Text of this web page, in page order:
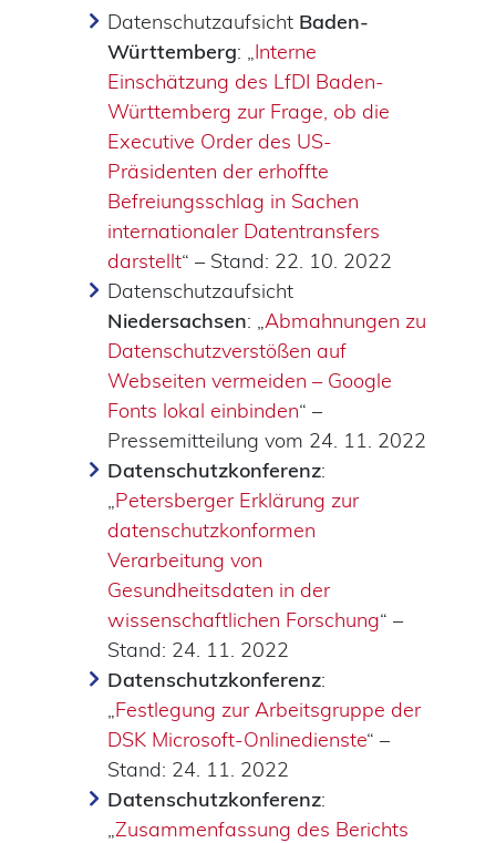
Datenschutzaufsicht Baden-
Württemberg: „Interne
Einschätzung des LfDI Baden-
Württemberg zur Frage, ob die
Executive Order des US-
Präsidenten der erhoffte
Befreiungsschlag in Sachen
internationaler Datentransfers
darstellt“ – Stand: 22. 10. 2022
Datenschutzaufsicht
Niedersachsen: „Abmahnungen zu
Datenschutzverstößen auf
Webseiten vermeiden – Google
Fonts lokal einbinden“ –
Pressemitteilung vom 24. 11. 2022
Datenschutzkonferenz:
„Petersberger Erklärung zur
datenschutzkonformen
Verarbeitung von
Gesundheitsdaten in der
wissenschaftlichen Forschung“ –
Stand: 24. 11. 2022
Datenschutzkonferenz:
„Festlegung zur Arbeitsgruppe der
DSK Microsoft-Onlinedienste“ –
Stand: 24. 11. 2022
Datenschutzkonferenz:
„Zusammenfassung des Berichts